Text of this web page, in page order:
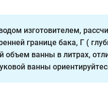
изготовителем,
границе бака, Г (
ванны в литрах,
ванны